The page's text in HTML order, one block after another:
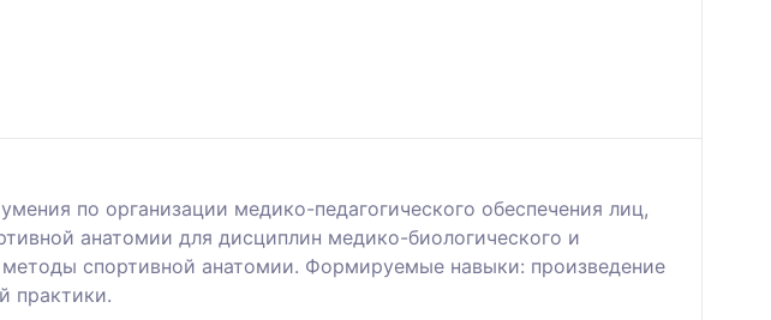
по организации медико-педагогического обеспечения лиц,
анатомии для дисциплин медико-биологического и
спортивной анатомии. Формируемые навыки: произведение
практики.